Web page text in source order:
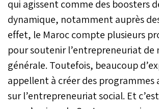
qui agissent comme des boosters
dynamique, notamment auprès
effet, le Maroc compte plusieurs
pour soutenir l’entrepreneuriat de
générale. Toutefois, beaucoup
appellent à créer des programmes
sur l’entrepreneuriat social. Et